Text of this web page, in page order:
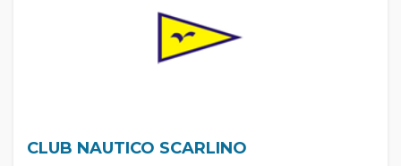
CLUB NAUTICO SCARLINO